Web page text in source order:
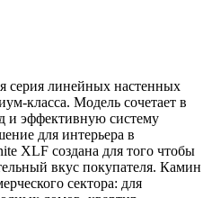
серия линейных настенных
класса. Модель сочетает в
и эффективную систему
для интерьера в
XLF создана для того чтобы
вкус покупателя. Камин
сектора: для